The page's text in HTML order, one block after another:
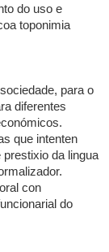
do uso e
toponimia
para o
diferentes
que intenten
da lingua
con
do